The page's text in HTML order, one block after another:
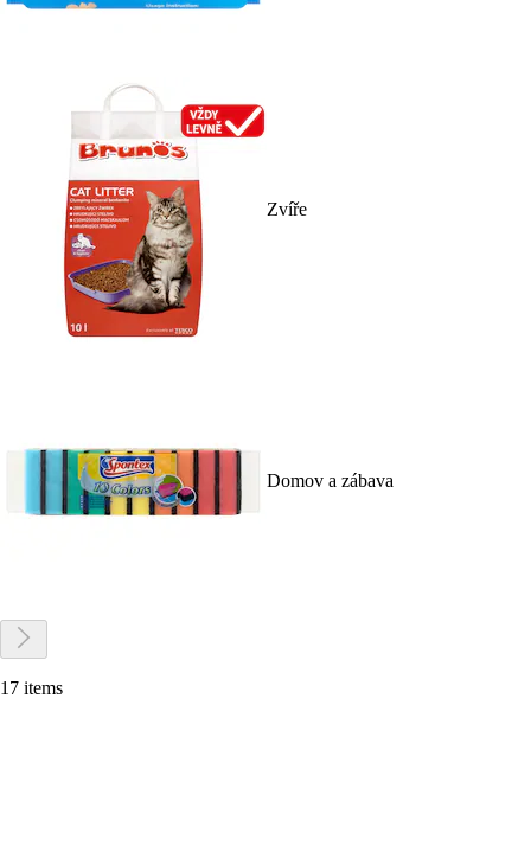
Zvíře
Domov a zábava
17 items